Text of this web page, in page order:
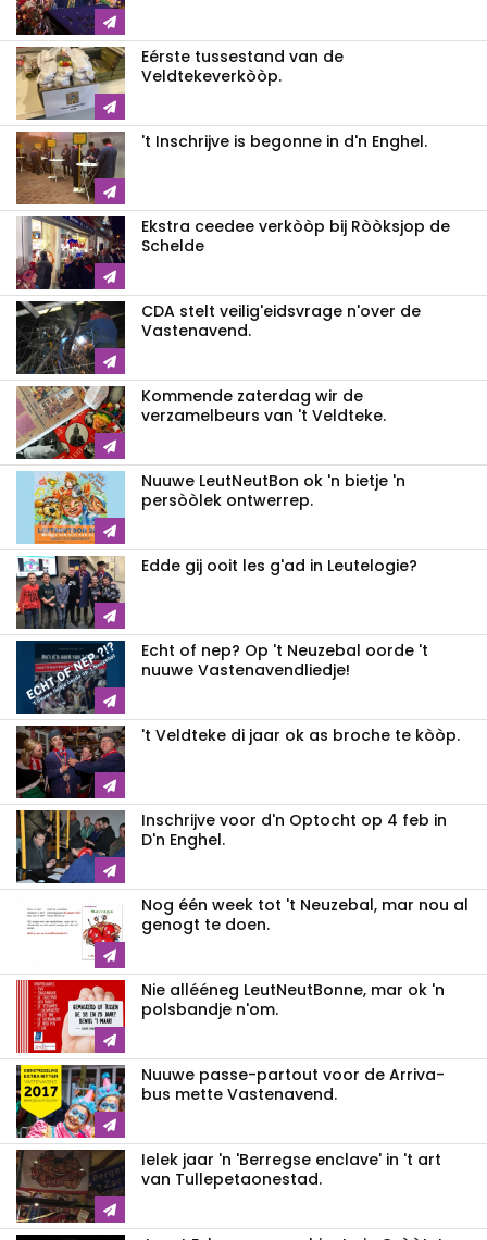
Eérste tussestand van de
Veldtekeverkòòp.
't Inschrijve is begonne in d'n Enghel.
Ekstra ceedee verkòòp bij Ròòksjop de
Schelde
CDA stelt veilig'eidsvrage n'over de
Vastenavend.
Kommende zaterdag wir de
verzamelbeurs van 't Veldteke.
Nuuwe LeutNeutBon ok 'n bietje 'n
persòòlek ontwerrep.
Edde gij ooit les g'ad in Leutelogie?
Echt of nep? Op 't Neuzebal oorde 't
nuuwe Vastenavendliedje!
't Veldteke di jaar ok as broche te kòòp.
Inschrijve voor d'n Optocht op 4 feb in
D'n Enghel.
Nog één week tot 't Neuzebal, mar nou al
genogt te doen.
Nie allééneg LeutNeutBonne, mar ok 'n
polsbandje n'om.
Nuuwe passe-partout voor de Arriva-
bus mette Vastenavend.
Ielek jaar 'n 'Berregse enclave' in 't art
van Tullepetaonestad.